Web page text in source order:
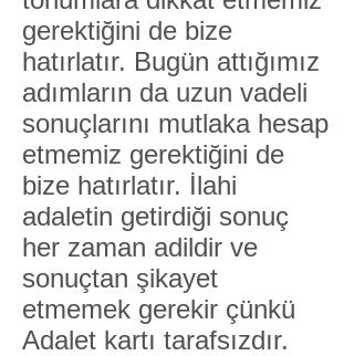
gerektiğini de bize
hatırlatır. Bugün attığımız
adımların da uzun vadeli
sonuçlarını mutlaka hesap
etmemiz gerektiğini de
bize hatırlatır. İlahi
adaletin getirdiği sonuç
her zaman adildir ve
sonuçtan şikayet
etmemek gerekir çünkü
Adalet kartı tarafsızdır.